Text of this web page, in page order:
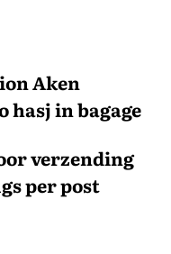
Aken
hasj in bagage
verzending
per post